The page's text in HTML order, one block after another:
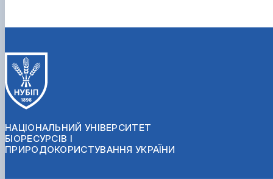
НАЦІОНАЛЬНИЙ УНІВЕРСИТЕТ
БІОРЕСУРСІВ І
ПРИРОДОКОРИСТУВАННЯ УКРАЇНИ